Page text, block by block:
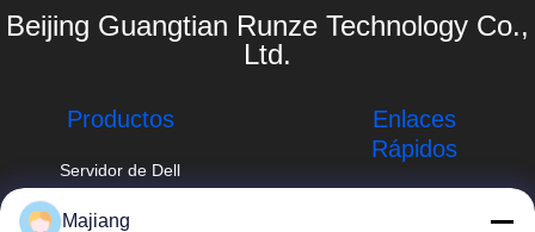
Beijing Guangtian Runze Technology Co.,
Ltd.
Productos
Servidor de Dell
GPU
Enlaces
Rápidos
Majiang